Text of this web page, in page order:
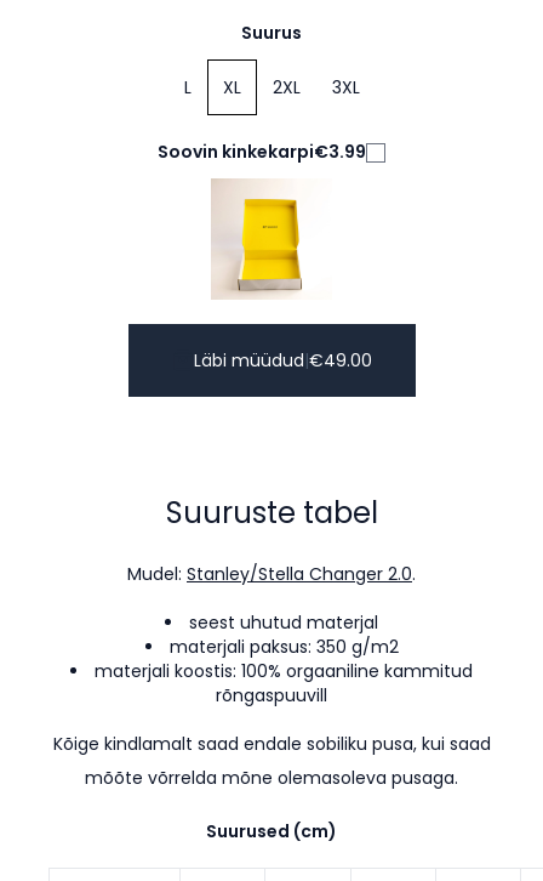
Suurus
L XL 2XL 3XL
Soovin kinkekarpi€3.99
Läbi müüdud|€49.00
Suuruste tabel
Mudel: Stanley/Stella Changer 2.0.
seest uhutud materjal
materjali paksus: 350 g/m2
materjali koostis: 100% orgaaniline kammitud
rõngaspuuvill
Kõige kindlamalt saad endale sobiliku pusa, kui saad
mõõte võrrelda mõne olemasoleva pusaga.
Suurused (cm)